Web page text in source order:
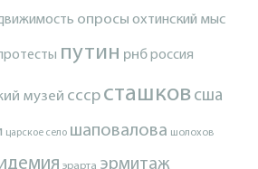
опросы охтинский мыс
путин рнброссия
музей ссср сташков сша
царское село шаповалова шолохов
эрарта эрмитаж